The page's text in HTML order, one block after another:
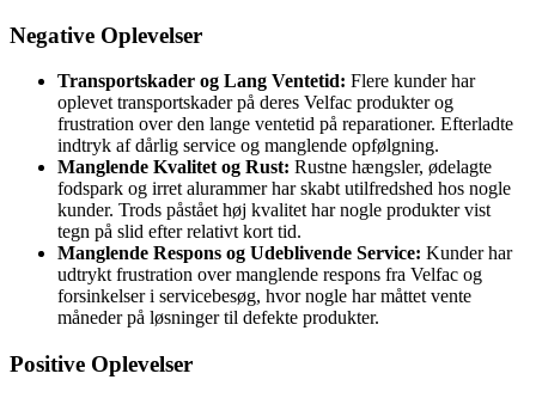
Negative Oplevelser
Transportskader og Lang Ventetid: Flere kunder har
oplevet transportskader på deres Velfac produkter og
frustration over den lange ventetid på reparationer. Efterladte
indtryk af dårlig service og manglende opfølgning.
Manglende Kvalitet og Rust: Rustne hængsler, ødelagte
fodspark og irret alurammer har skabt utilfredshed hos nogle
kunder. Trods påstået høj kvalitet har nogle produkter vist
tegn på slid efter relativt kort tid.
Manglende Respons og Udeblivende Service: Kunder har
udtrykt frustration over manglende respons fra Velfac og
forsinkelser i servicebesøg, hvor nogle har måttet vente
måneder på løsninger til defekte produkter.
Positive Oplevelser